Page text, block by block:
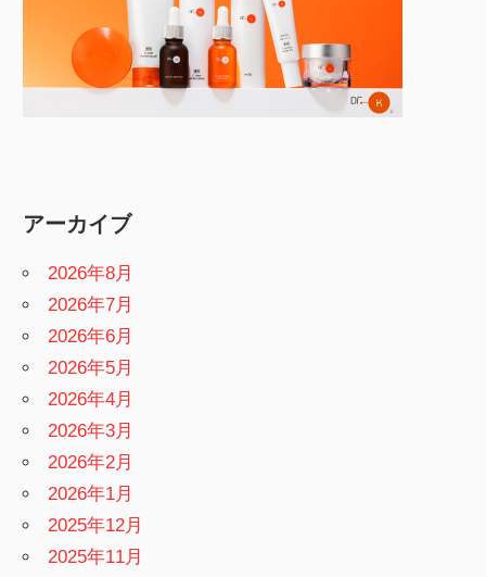
アーカイブ
2026年8月
2026年7月
2026年6月
2026年5月
2026年4月
2026年3月
2026年2月
2026年1月
2025年12月
2025年11月